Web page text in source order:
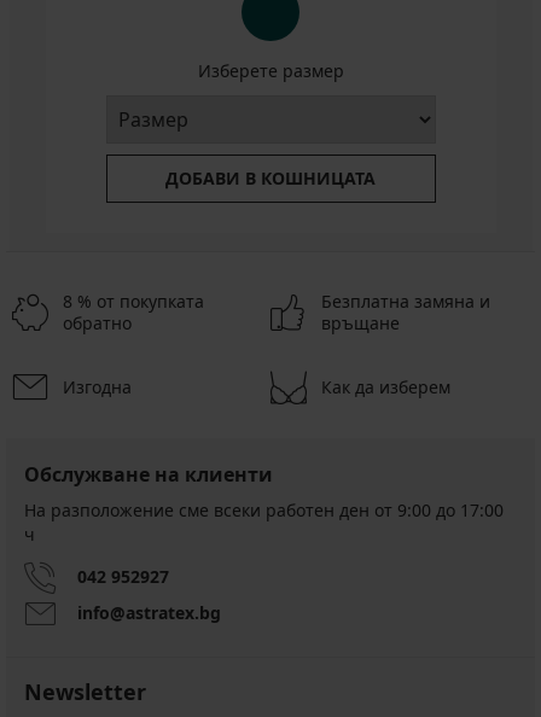
Изберете размер
ДОБАВИ В КОШНИЦАТА
8 % от покупката
обратно
Безплатна замяна и
връщане
Изгодна Как да изберем
Обслужване на клиенти
На разположение сме всеки работен ден от 9:00 до 17:00
ч
042 952927
info@astratex.bg
Newsletter